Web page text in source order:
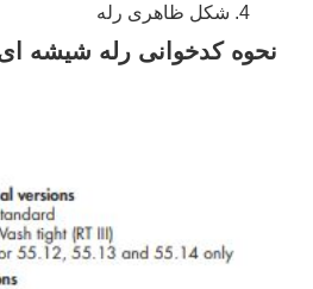
شکل ظاهری رله
نحوه کدخوانی رله شیشه ای